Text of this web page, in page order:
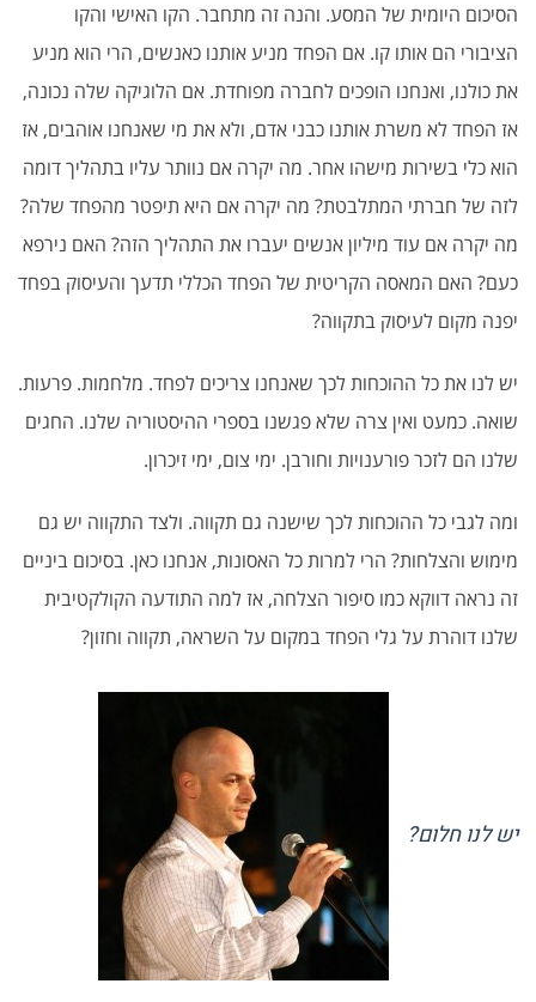
הסיכום היומית של המסע. והנה זה מתחבר. הקו האישי והקו
הציבורי הם אותו קו. אם הפחד מניע אותנו כאנשים, הרי הוא מניע
את כולנו, ואנחנו הופכים לחברה מפוחדת. אם הלוגיקה שלה נכונה,
אז הפחד לא משרת אותנו כבני אדם, ולא את מי שאנחנו אוהבים, אז
הוא כלי בשירות מישהו אחר. מה יקרה אם נוותר עליו בתהליך דומה
לזה של חברתי המתלבטת? מה יקרה אם היא תיפטר מהפחד שלה?
מה יקרה אם עוד מיליון אנשים יעברו את התהליך הזה? האם נירפא
כעם? האם המאסה הקריטית של הפחד הכללי תדעך והעיסוק בפחד
יפנה מקום לעיסוק בתקווה?
יש לנו את כל ההוכחות לכך שאנחנו צריכים לפחד. מלחמות. פרעות.
שואה. כמעט ואין צרה שלא פגשנו בספרי ההיסטוריה שלנו. החגים
שלנו הם לזכר פורענויות וחורבן. ימי צום, ימי זיכרון.
ומה לגבי כל ההוכחות לכך שישנה גם תקווה. ולצד התקווה יש גם
מימוש והצלחות? הרי למרות כל האסונות, אנחנו כאן. בסיכום ביניים
זה נראה דווקא כמו סיפור הצלחה, אז למה התודעה הקולקטיבית
שלנו דוהרת על גלי הפחד במקום על השראה, תקווה וחזון?
יש לנו חלום?